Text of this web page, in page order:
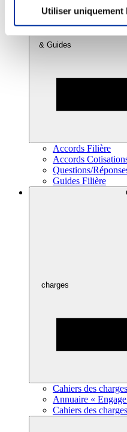
Utiliser uniquement
& Guides
Accords Filière
Accords
Questions/
Guides Filière
charges
Cahiers des
Annuaire «
Cahiers des